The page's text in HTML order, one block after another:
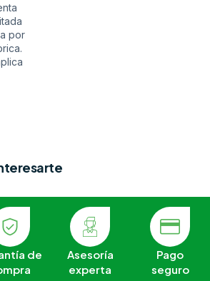
por
de
Asesoría
experta
Pago
seguro